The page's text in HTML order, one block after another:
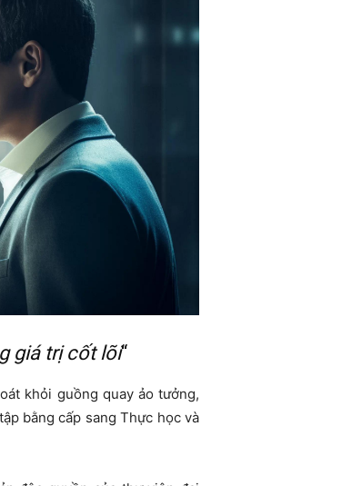
giá trị cốt lõi“
khỏi guồng quay ảo tưởng,
bằng cấp sang Thực học và